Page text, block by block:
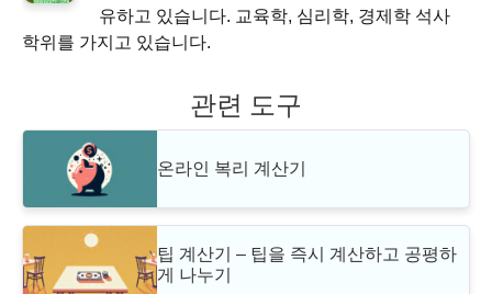
유하고 있습니다. 교육학, 심리학, 경제학 석사
학위를 가지고 있습니다.
관련 도구
온라인 복리 계산기
팁 계산기 – 팁을 즉시 계산하고 공평하
게 나누기